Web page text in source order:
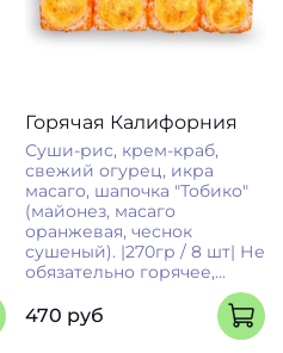
Горячая Калифорния
Суши-рис, крем-краб,
свежий огурец, икра
масаго, шапочка "Тобико"
(майонез, масаго
оранжевая, чеснок
сушеный). |270гр / 8 шт| Не
обязательно горячее,...
470 руб